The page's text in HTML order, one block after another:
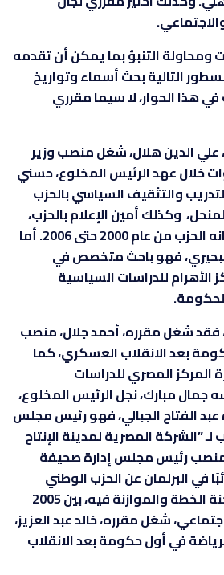
ومحاولة التنبؤ بما يمكن أن تقدمه
التالية بحث أسماء وتواريخ
هذا الحوار، لا سيما مقرري
علي الدين هلال، شغل منصب وزير
أكثر من 5 سنوات خلال عهد الرئيس المخلوع، حسني
والتثقيف السياسي بالحزب
وكذلك أمين الإعلام بالحزب،
وعضو هيئة مكتب أمانه الحزب من عام 2000 حتى 2006. أما
فهو باحث متخصص في
للدراسات السياسية
فقد شغل مقرره، أحمد جلال، منصب
بعد الانقلاب العسكري، كما
المصري للدراسات
جمال مبارك، نجل الرئيس المخلوع،
عبد الفتاح الجبالي، فهو رئيس مجلس
لـ ”الشركة المصرية لمدينة الإنتاج
رئيس مجلس إدارة صحيفة
في البرلمان عن الحزب الوطني
المنحل، ومستشارًا للجنة الخطة والموازنة فيه، بين 2005
شغل مقرره، خالد عبد العزيز،
في أول حكومة بعد الانقلاب